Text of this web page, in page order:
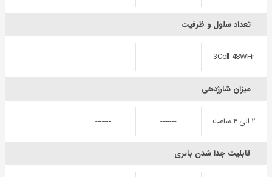
تعداد سلول و ظرفیت
3Cell 48WHr
-------
-------
میزان شارژدهی
۲ الی ۴ ساعت -------
-------
قابلیت جدا شدن باتری